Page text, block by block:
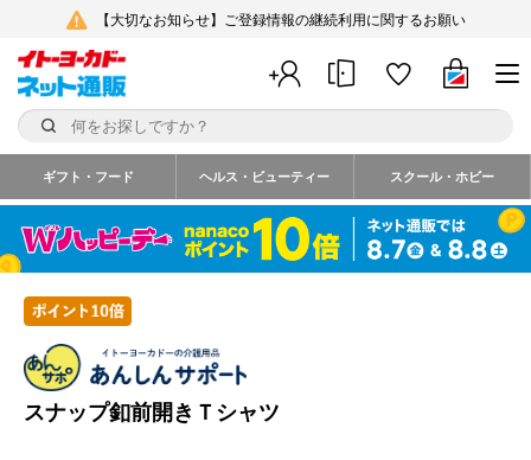
【大切なお知らせ】ご登録情報の継続利用に関するお願い
ギフト・フード ヘルス・ビューティー スクール・ホビー
スナップ釦前開きＴシャツ